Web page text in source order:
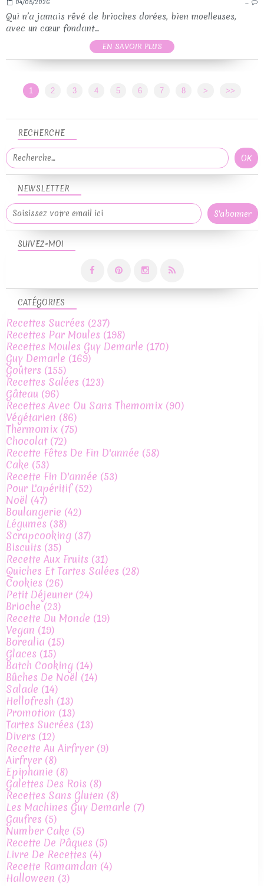
04/05/2026 …
Qui n’a jamais rêvé de brioches dorées, bien moelleuses,
avec un cœur fondant...
EN SAVOIR PLUS
1 2 3 4 5 6 7 8 > >>
NEWSLETTER
SUIVEZ-MOI
RECHERCHE
CATÉGORIES
Recettes Sucrées (237)
Recettes Par Moules (198)
Recettes Moules Guy Demarle (170)
Guy Demarle (169)
Goûters (155)
Recettes Salées (123)
Gâteau (96)
Recettes Avec Ou Sans Themomix (90)
Végétarien (86)
Thermomix (75)
Chocolat(72)
Recette Fêtes De Fin D'année (58)
Cake (53)
Recette Fin D'année (53)
Pour L'apéritif(52)
Noël (47)
Boulangerie (42)
Légumes (38)
Scrapcooking (37)
Biscuits (35)
Recette Aux Fruits (31)
Quiches Et Tartes Salées (28)
Cookies (26)
Petit Déjeuner (24)
Brioche(23)
Recette Du Monde (19)
Vegan (19)
Borealia (15)
Glaces (15)
Batch Cooking (14)
Bûches De Noël (14)
Salade (14)
Hellofresh (13)
Promotion (13)
Tartes Sucrées (13)
Divers (12)
Recette Au Airfryer (9)
Airfryer (8)
Epiphanie (8)
Galettes Des Rois (8)
Recettes Sans Gluten (8)
Les Machines Guy Demarle (7)
Gaufres (5)
Number Cake (5)
Recette De Pâques (5)
Livre De Recettes (4)
Recette Ramamdan (4)
Halloween (3)